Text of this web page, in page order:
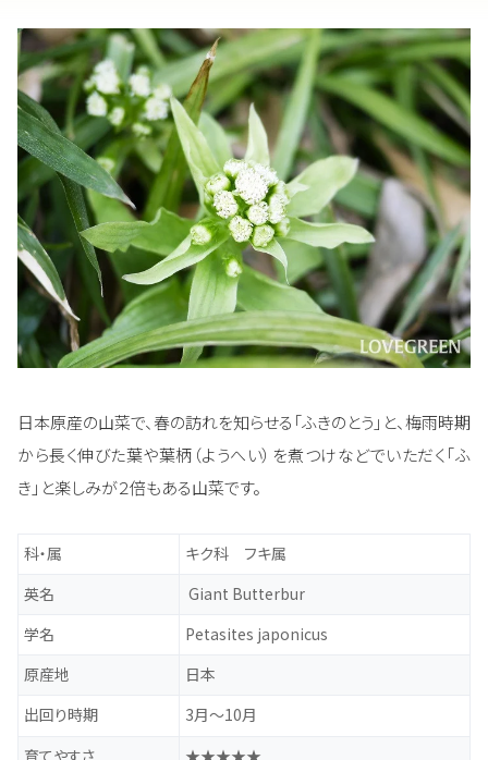
日本原産の山菜で、春の訪れを知らせる「ふきのとう」と、梅雨時期
から長く伸びた葉や葉柄（ようへい）を煮つけなどでいただく「ふ
き」と楽しみが２倍もある山菜です。
科・属
キク科 フキ属
英名
Giant Butterbur
学名
Petasites japonicus
原産地
日本
出回り時期
3月～10月
育てやすさ
★★★★★